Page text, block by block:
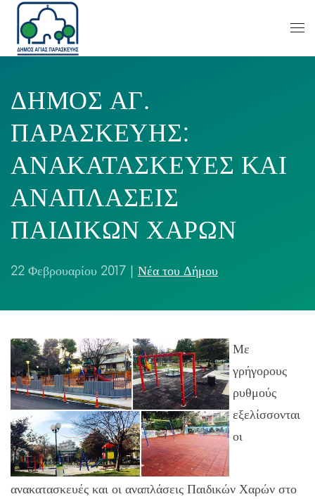
ΔΗΜΟΣ ΑΓ.
ΠΑΡΑΣΚΕΥΗΣ:
ΑΝΑΚΑΤΑΣΚΕΥΕΣ ΚΑΙ
ΑΝΑΠΛΑΣΕΙΣ
ΠΑΙΔΙΚΩΝ ΧΑΡΩΝ
22 Φεβρουαρίου 2017 Νέα του Δήμου
Με
γρήγορους
ρυθμούς
εξελίσσονται
οι
ανακατασκευές και οι αναπλάσεις Παιδικών Χαρών στο